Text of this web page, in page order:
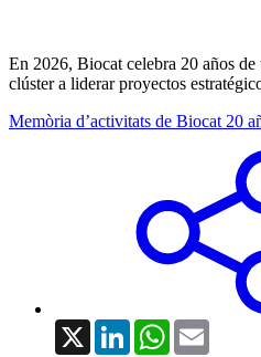
En 2026, Biocat celebra 20 años
clúster a liderar proyectos
Memòria d’activitats de Biocat20
X LinkedInWhatsApp